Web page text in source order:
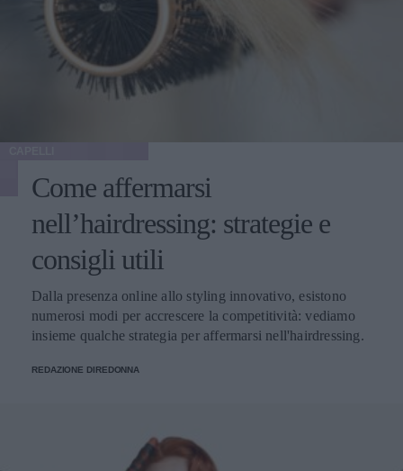
Come affermarsi
nell’hairdressing: strategie e
consigli utili
Dalla presenza online allo styling innovativo, esistono
numerosi modi per accrescere la competitività: vediamo
insieme qualche strategia per affermarsi nell'hairdressing.
REDAZIONE DIREDONNA